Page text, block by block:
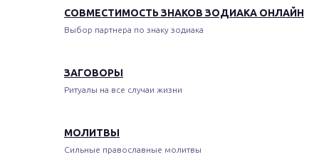
СОВМЕСТИМОСТЬ ЗНАКОВ ЗОДИАКА ОНЛАЙН
Выбор партнера по знаку зодиака
ЗАГОВОРЫ
Ритуалы на все случаи жизни
МОЛИТВЫ
Сильные православные молитвы